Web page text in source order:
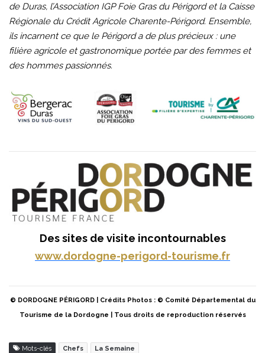
de Duras, l’Association IGP Foie Gras du Périgord et la Caisse
Régionale du Crédit Agricole Charente-Périgord. Ensemble,
ils incarnent ce que le Périgord a de plus précieux : une
filière agricole et gastronomique portée par des femmes et
des hommes passionnés.
Des sites de visite incontournables
www.dordogne-perigord-tourisme.fr
© DORDOGNE PÉRIGORD | Crédits Photos : © Comité Départemental du
Tourisme de la Dordogne | Tous droits de reproduction réservés
Mots-clés Chefs La Semaine